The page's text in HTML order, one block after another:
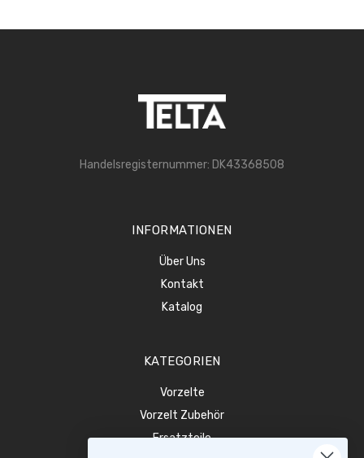
Handelsregisternummer: DK43368508
INFORMATIONEN
Über Uns
Kontakt
Katalog
KATEGORIEN
Vorzelte
Vorzelt Zubehör
Ersatzteile